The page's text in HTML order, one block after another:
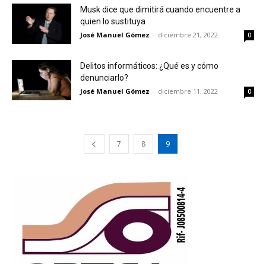
Musk dice que dimitirá cuando encuentre a
quien lo sustituya
José Manuel Gómez - diciembre 21, 2022 0
Delitos informáticos: ¿Qué es y cómo
denunciarlo?
José Manuel Gómez - diciembre 11, 2022 0
7 8 9